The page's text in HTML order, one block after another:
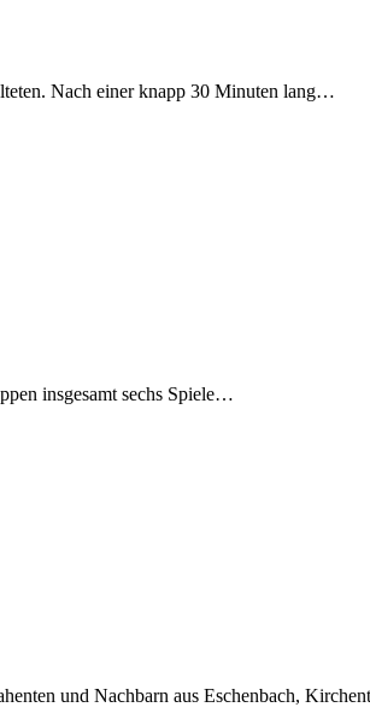
Nach einer knapp 30 Minuten lang…
insgesamt sechs Spiele…
und Nachbarn aus Eschenbach,